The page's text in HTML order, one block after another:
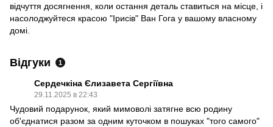
відчуття досягнення, коли остання деталь ставиться на місце, і
насолоджуйтеся красою "Ірисів" Ван Гога у вашому власному
домі.
Відгуки 1
Сердечкіна Єлизавета Сергіївна
29.11.2025 в 22:43
Чудовий подарунок, який мимоволі затягне всю родину
об'єднатися разом за одним куточком в пошуках "того самого"